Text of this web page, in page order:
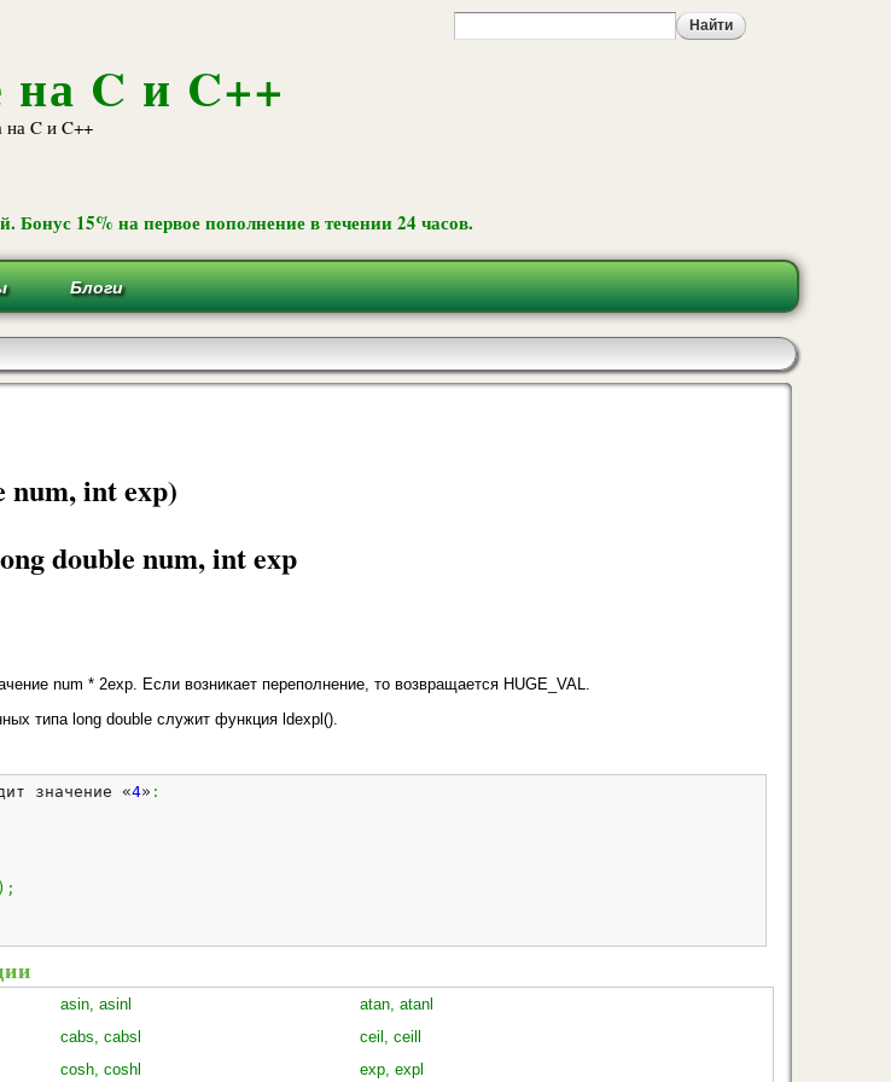
C и C++
на C и C++
Бонус 15% на первое пополнение в течении 24 часов.
Блоги
num, int exp)
double num, int exp
num * 2ехр. Если возникает переполнение, то возвращает­ся HUGE_VAL.
типа long double служит функция ldexpl().
значение «4» :
) ;
asin, asinl
atan, atanl
cabs, cabsl
ceil, ceill
cosh, coshl exp, expl